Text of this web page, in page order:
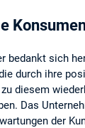
bedankt sich
durch ihre
diesem
Das
der